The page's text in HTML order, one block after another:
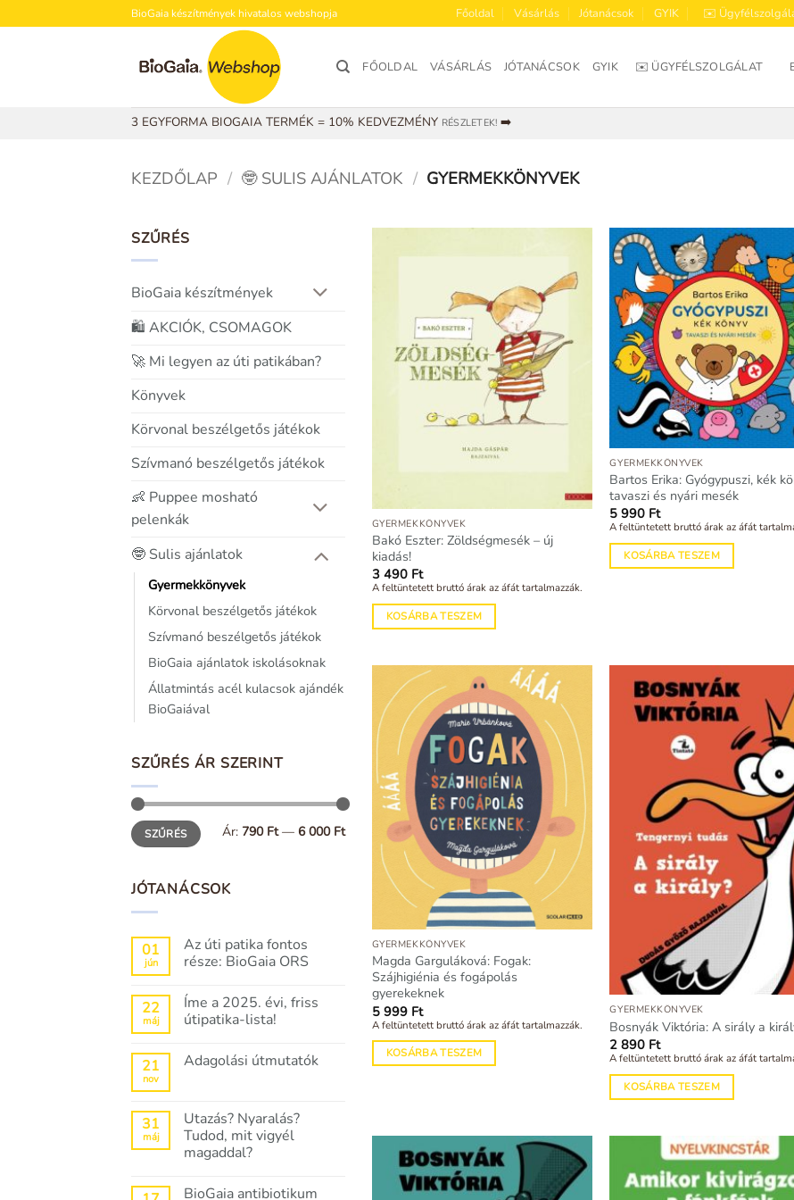
to
BioGaia készítmények hivatalos webshopja Főoldal Vásárlás Jótanácsok GYIK ✉️
FŐOLDAL VÁSÁRLÁS JÓTANÁCSOK GYIK ✉️ ÜGYFÉLSZOLGÁLAT
3 EGYFORMA BIOGAIA TERMÉK = 10% KEDVEZMÉNY RÉSZLETEK! ➡️
KEZDŐLAP / 🤓 SULIS AJÁNLATOK / GYERMEKKÖNYVEK
SZŰRÉS
BioGaia készítmények
🛍️ AKCIÓK, CSOMAGOK
🚀 Mi legyen az úti patikában?
Könyvek
Körvonal beszélgetős játékok
Szívmanó beszélgetős játékok
👶 Puppee mosható
pelenkák
🤓 Sulis ajánlatok
Gyermekkönyvek
Körvonal beszélgetős játékok
Szívmanó beszélgetős játékok
BioGaia ajánlatok iskolásoknak
Állatmintás acél kulacsok ajándék
BioGaiával
SZŰRÉS ÁR SZERINT
Min
ár
Max
ár SZŰRÉS Ár: 790 Ft— 6 000 Ft
JÓTANÁCSOK
01
jún
Az úti patika fontos
része: BioGaia ORS
hozzászólás
a(z)
Az
úti
része:
22
máj
Íme a 2025. évi, friss
útipatika-lista!
a(z)
friss
útipatika-
lista!
bejegyzéshez
21
nov
Adagolási útmutatók
Adagolási
útmutatók
bejegyzéshez
31
máj
Utazás? Nyaralás?
Tudod, mit vigyél
magaddal?
a(z)
BioGaia antibiotikum
GYERMEKKÖNYVEK
Bakó Eszter: Zöldségmesék – új
kiadás!
3 490 Ft
A feltüntetett bruttó árak az áfát tartalmazzák.
KOSÁRBA TESZEM
GYERMEKKÖNYVEK
Bartos Erika: Gyógypuszi, kék
tavaszi és nyári mesék
5 990 Ft
A feltüntetett bruttó árak az áfát
KOSÁRBA TESZEM
GYERMEKKÖNYVEK
Magda Garguláková: Fogak:
Szájhigiénia és fogápolás
gyerekeknek
5 999 Ft
A feltüntetett bruttó árak az áfát tartalmazzák.
KOSÁRBA TESZEM
GYERMEKKÖNYVEK
Bosnyák Viktória: A sirály a
2 890 Ft
A feltüntetett bruttó árak az áfát
KOSÁRBA TESZEM